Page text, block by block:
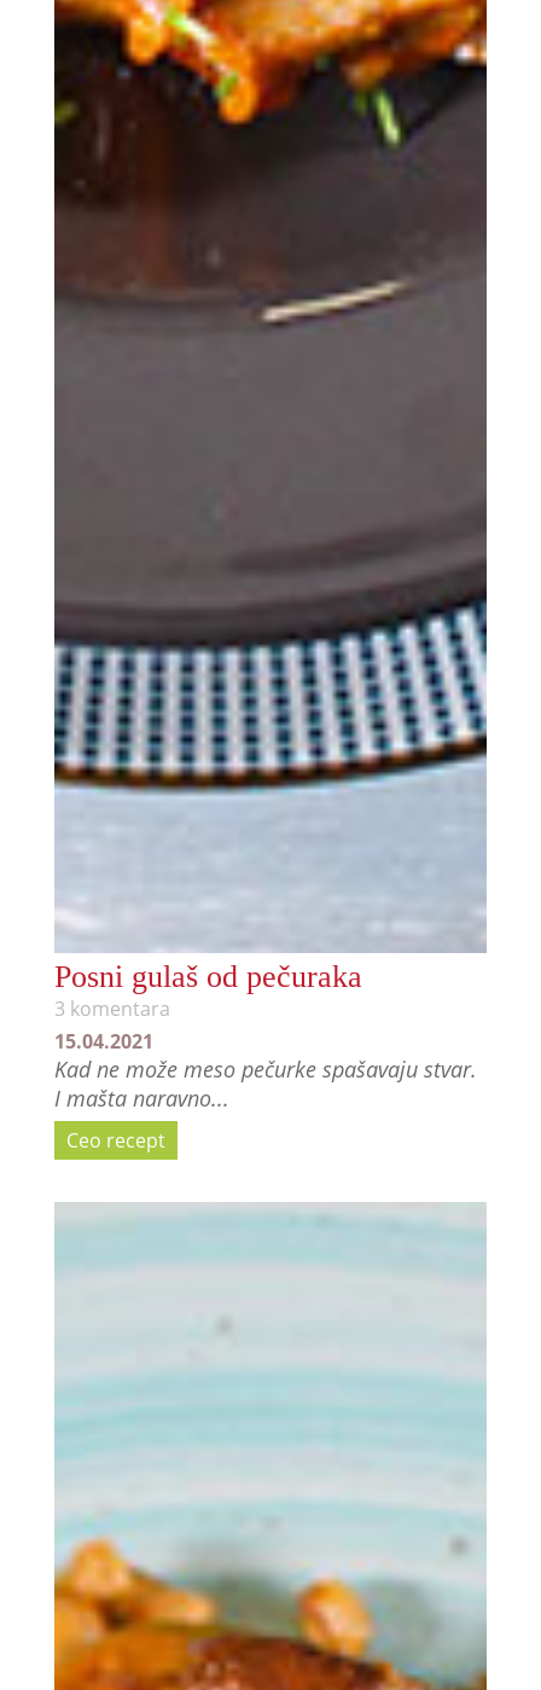
Posni gulaš od pečuraka
3 komentara
15.04.2021
Kad ne može meso pečurke spašavaju stvar.
I mašta naravno...
Ceo recept